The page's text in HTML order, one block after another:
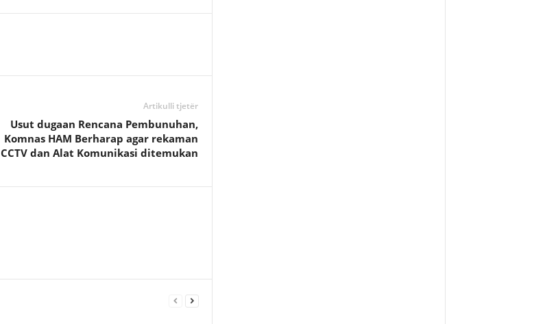
Artikulli tjetër
Usut dugaan Rencana Pembunuhan,
Komnas HAM Berharap agar rekaman
CCTV dan Alat Komunikasi ditemukan